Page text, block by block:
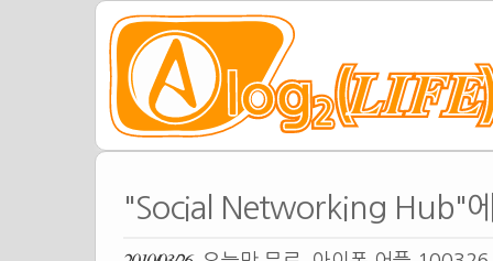
"Social Networking Hub"